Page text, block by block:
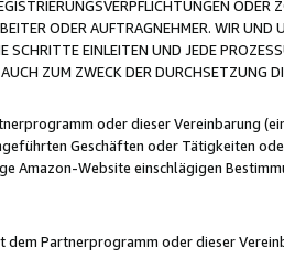
ODER
ODER AUFTRAGNEHMER. WIR UND
EINLEITEN UND JEDE
ZUM ZWECK DER DURCHSETZUNG
oder dieser Vereinbarung
Geschäften oder Tätigkeiten
Amazon-Website einschlägigen
Partnerprogramm oder dieser